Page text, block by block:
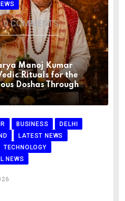
0COMMENTS
Manoj Kumar
Rituals for the
Doshas Through
BUSINESS
DELHI
LATEST NEWS
TECHNOLOGY
NEWS